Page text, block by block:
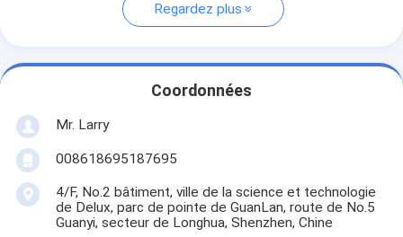
Regardez plus
Coordonnées
Mr. Larry
008618695187695
4/F, No.2 bâtiment, ville de la science et technologie
de Delux, parc de pointe de GuanLan, route de No.5
Guanyi, secteur de Longhua, Shenzhen, Chine